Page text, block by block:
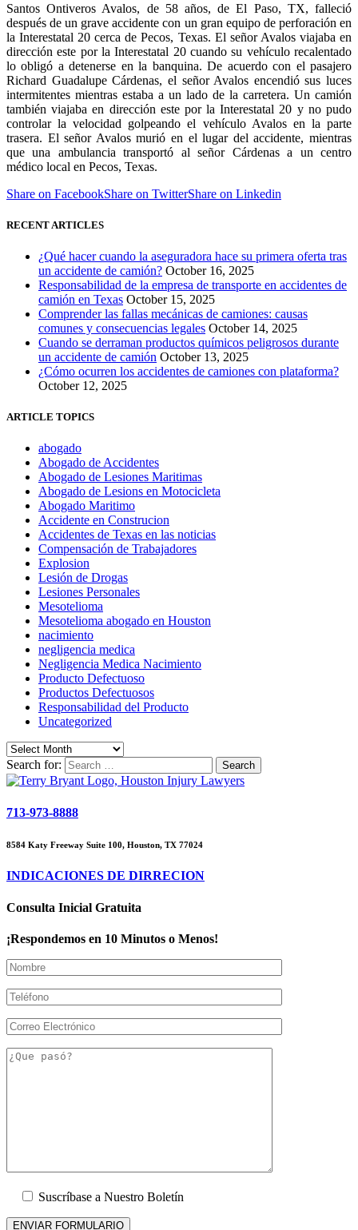
Santos Ontiveros Avalos, de 58 años, de El Paso, TX, falleció
después de un grave accidente con un gran equipo de perforación en
la Interestatal 20 cerca de Pecos, Texas. El señor Avalos viajaba en
dirección este por la Interestatal 20 cuando su vehículo recalentado
lo obligó a detenerse en la banquina. De acuerdo con el pasajero
Richard Guadalupe Cárdenas, el señor Avalos encendió sus luces
intermitentes mientras estaba a un lado de la carretera. Un camión
también viajaba en dirección este por la Interestatal 20 y no pudo
controlar la velocidad golpeando el vehículo Avalos en la parte
trasera. El señor Avalos murió en el lugar del accidente, mientras
que una ambulancia transportó al señor Cárdenas a un centro
médico local en Pecos, Texas.
Share on FacebookShare on TwitterShare on Linkedin
RECENT ARTICLES
¿Qué hacer cuando la aseguradora hace su primera oferta tras
un accidente de camión? October 16, 2025
Responsabilidad de la empresa de transporte en accidentes de
camión en Texas October 15, 2025
Comprender las fallas mecánicas de camiones: causas
comunes y consecuencias legales October 14, 2025
Cuando se derraman productos químicos peligrosos durante
un accidente de camión October 13, 2025
¿Cómo ocurren los accidentes de camiones con plataforma?
October 12, 2025
ARTICLE TOPICS
abogado
Abogado de Accidentes
Abogado de Lesiones Maritimas
Abogado de Lesions en Motocicleta
Abogado Maritimo
Accidente en Construcion
Accidentes de Texas en las noticias
Compensación de Trabajadores
Explosion
Lesión de Drogas
Lesiones Personales
Mesotelioma
Mesotelioma abogado en Houston
nacimiento
negligencia medica
Negligencia Medica Nacimiento
Producto Defectuoso
Productos Defectuosos
Responsabilidad del Producto
Uncategorized
Search for:
713-973-8888
8584 Katy Freeway Suite 100, Houston, TX 77024
INDICACIONES DE DIRRECION
Consulta Inicial Gratuita
¡Respondemos en 10 Minutos o Menos!
Suscríbase a Nuestro Boletín